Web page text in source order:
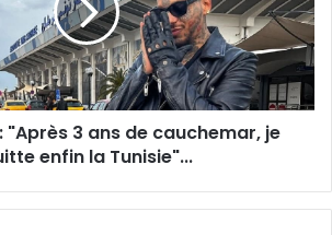
"Après 3 ans de cauchemar, je
enfin la Tunisie"...